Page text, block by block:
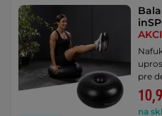
pre
na